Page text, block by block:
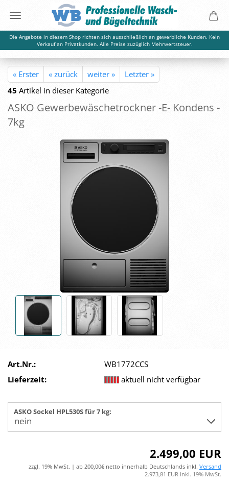
Die Angebote in diesem Shop richten sich ausschließlich an gewerbliche Kunden. Kein
Verkauf an Privatkunden. Alle Preise zuzüglich Mehrwertsteuer.
« Erster « zurück weiter »
Letzter »
45 Artikel in dieser Kategorie
ASKO Ge­wer­be­wä­sche­trock­ner -E- Kon­dens -
7kg
Art.Nr.:
WB1772CCS
Lieferzeit:
aktuell nicht verfügbar
ASKO Sockel HPL530S für 7 kg:
2.499,00 EUR
zzgl. 19% MwSt. | ab 200,00€ netto innerhalb Deutschlands inkl. Versand
2.973,81 EUR inkl. 19% MwSt.